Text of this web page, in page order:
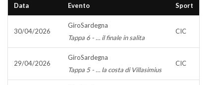
Data Evento Sport
30/04/2026
GiroSardegna
Tappa 6 - … il finale in salita
CIC
29/04/2026
GiroSardegna
Tappa 5 - … la costa di Villasimius
CIC